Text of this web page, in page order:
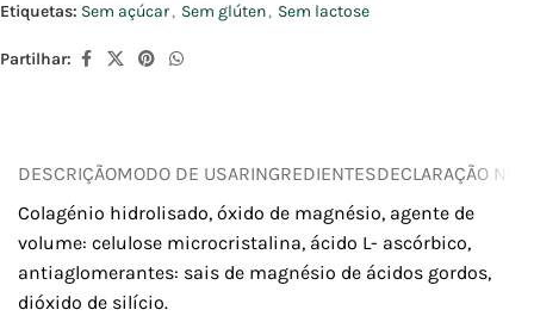
Etiquetas: Sem açúcar, Sem glúten, Sem lactose
Partilhar:
DESCRIÇÃOMODO DE USARINGREDIENTESDECLARAÇÃO
Colagénio hidrolisado, óxido de magnésio, agente de
volume: celulose microcristalina, ácido L- ascórbico,
antiaglomerantes: sais de magnésio de ácidos gordos,
dióxido de silício.